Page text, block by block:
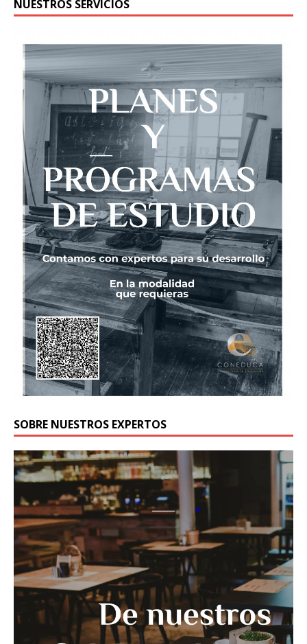
NUESTROS SERVICIOS
SOBRE NUESTROS EXPERTOS